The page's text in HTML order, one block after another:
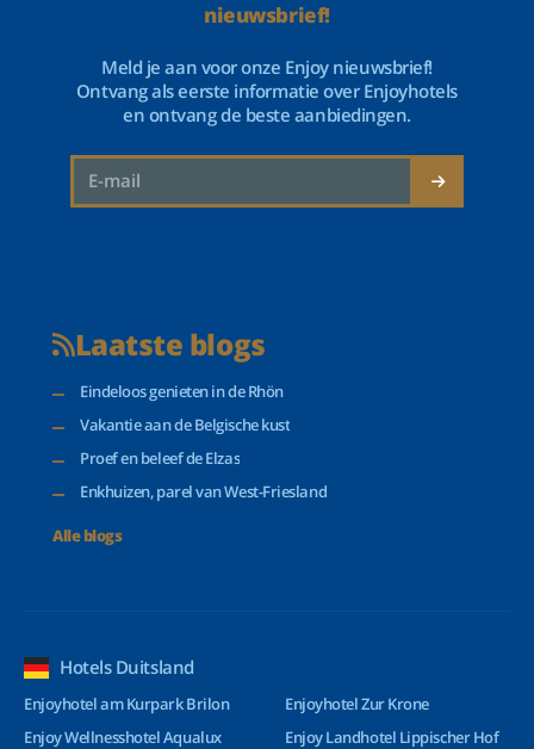
nieuwsbrief!
Meld je aan voor onze Enjoy nieuwsbrief!
Ontvang als eerste informatie over Enjoyhotels
en ontvang de beste aanbiedingen.
Laatste blogs
Eindeloos genieten in de Rhön
Vakantie aan de Belgische kust
Proef en beleef de Elzas
Enkhuizen, parel van West-Friesland
Alle blogs
Hotels Duitsland
Enjoyhotel am Kurpark Brilon
Enjoy Wellnesshotel Aqualux
Enjoyhotel Zur Krone
Enjoy Landhotel Lippischer Hof